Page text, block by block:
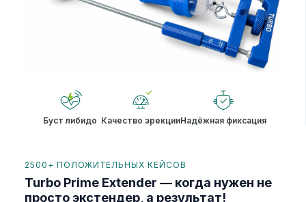
Буст либидо Качество эрекцииНадёжная фиксация
2500+ ПОЛОЖИТЕЛЬНЫХ КЕЙСОВ
Turbo Prime Extender — когда нужен не
просто экстендер, а результат!